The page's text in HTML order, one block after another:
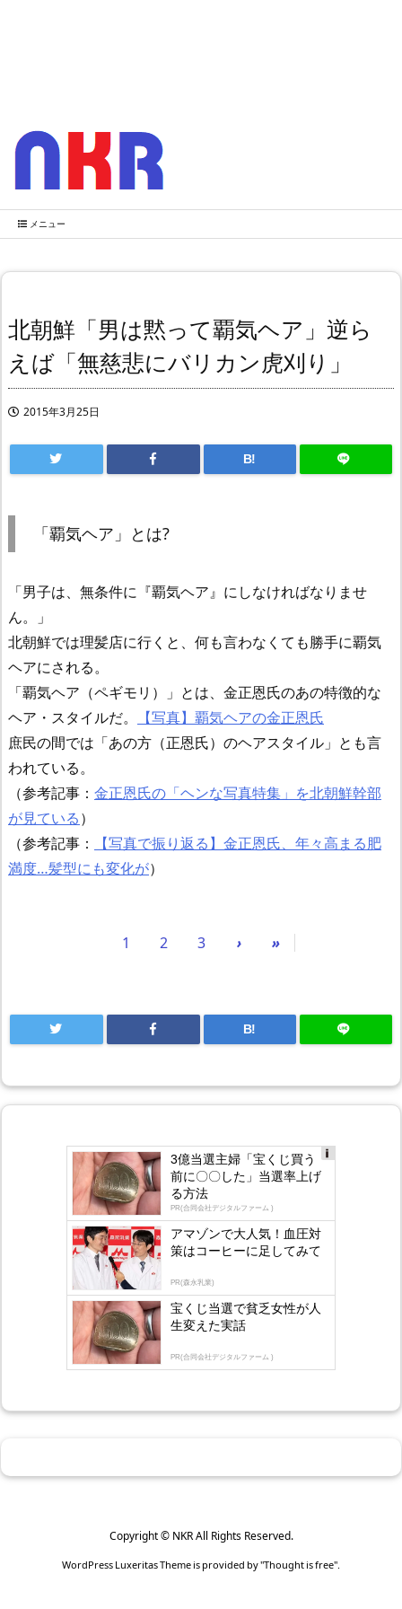
メニュー
北朝鮮「男は黙って覇気ヘア」逆ら
えば「無慈悲にバリカン虎刈り」
2015年3月25日
B!
「覇気ヘア」とは?
「男子は、無条件に『覇気ヘア』にしなければなりませ
ん。」
北朝鮮では理髪店に行くと、何も言わなくても勝手に覇気
ヘアにされる。
「覇気ヘア（ペギモリ）」とは、金正恩氏のあの特徴的な
ヘア・スタイルだ。
【写真】覇気ヘアの金正恩氏
庶民の間では「あの方（正恩氏）のヘアスタイル」とも言
われている。
（参考記事： 金正恩氏の「ヘンな写真特集」を北朝鮮幹部
が見ている）
（参考記事：
【写真で振り返る】金正恩氏、年々高まる肥
満度…髪型にも変化が）
1 2 3 › »
B!
gly
3億当選主婦「宝くじ買う
前に〇〇した」当選率上げ
る方法
PR(合同会社デジタルファーム )
アマゾンで大人気！血圧対
策はコーヒーに足してみて
PR(森永乳業)
宝くじ当選で貧乏女性が人
生変えた実話
PR(合同会社デジタルファーム )
Copyright © NKRAll Rights Reserved.
WordPress Luxeritas Theme is provided by "Thought is free".